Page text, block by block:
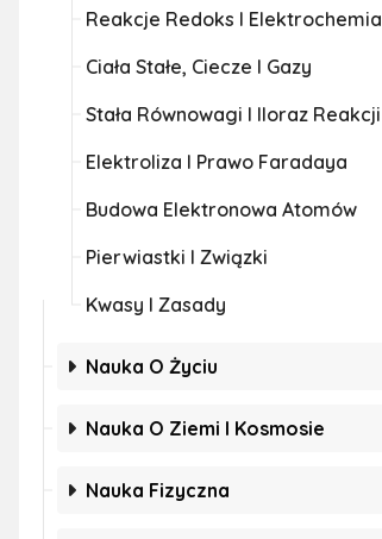
Reakcje Redoks I Elektrochemia
Ciała Stałe, Ciecze I Gazy
Stała Równowagi I Iloraz Reakcji
Elektroliza I Prawo Faradaya
Budowa Elektronowa Atomów
Pierwiastki I Związki
Kwasy I Zasady
Nauka O Życiu
Nauka O Ziemi I Kosmosie
Nauka Fizyczna